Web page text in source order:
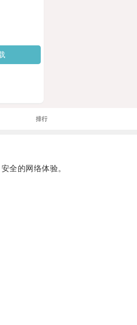
排行
全的网络体验。